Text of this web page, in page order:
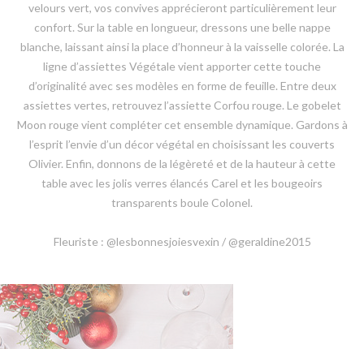
velours vert, vos convives apprécieront particulièrement leur
confort. Sur la table en longueur, dressons une belle nappe
blanche, laissant ainsi la place d’honneur à la vaisselle colorée. La
ligne d’assiettes Végétale vient apporter cette touche
d’originalité avec ses modèles en forme de feuille. Entre deux
assiettes vertes, retrouvez l’assiette Corfou rouge. Le gobelet
Moon rouge vient compléter cet ensemble dynamique. Gardons à
l’esprit l’envie d’un décor végétal en choisissant les couverts
Olivier. Enfin, donnons de la légèreté et de la hauteur à cette
table avec les jolis verres élancés Carel et les bougeoirs
transparents boule Colonel.
Fleuriste : @lesbonnesjoiesvexin / @geraldine2015